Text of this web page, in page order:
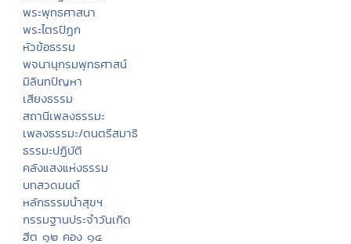
พระพุทธศาสนา
พระไตรปิฏก
หัวข้อธรรม
พจนานุกรมพุทธศาสน์
มิลินทปัญหา
เสียงธรรม
สถานีเพลงธรรมะ
เพลงธรรมะ/ดนตรีสมาธิ
ธรรมะปฏิบัติ
คลังแสงแห่งธรรม
บทสวดมนต์
หลักธรรมนำสุขฯ
กรรมฐานประจำวันเกิด
ฮีต ๑๒ คอง ๑๔